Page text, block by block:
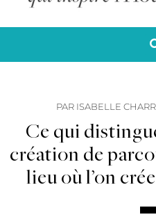
PAR ISABELLE
Ce qui
création de
lieu où l’on